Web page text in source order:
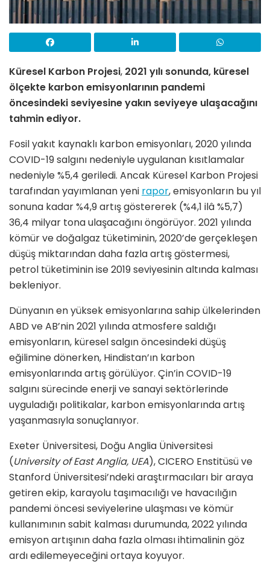
Küresel Karbon Projesi, 2021 yılı sonunda, küresel
ölçekte karbon emisyonlarının pandemi
öncesindeki seviyesine yakın seviyeye ulaşacağını
tahmin ediyor.
Fosil yakıt kaynaklı karbon emisyonları, 2020 yılında
COVID-19 salgını nedeniyle uygulanan kısıtlamalar
nedeniyle %5,4 geriledi. Ancak Küresel Karbon Projesi
tarafından yayımlanan yeni rapor, emisyonların bu yıl
sonuna kadar %4,9 artış göstererek (%4,1 ilâ %5,7)
36,4 milyar tona ulaşacağını öngörüyor. 2021 yılında
kömür ve doğalgaz tüketiminin, 2020’de gerçekleşen
düşüş miktarından daha fazla artış göstermesi,
petrol tüketiminin ise 2019 seviyesinin altında kalması
bekleniyor.
Dünyanın en yüksek emisyonlarına sahip ülkelerinden
ABD ve AB’nin 2021 yılında atmosfere saldığı
emisyonların, küresel salgın öncesindeki düşüş
eğilimine dönerken, Hindistan’ın karbon
emisyonlarında artış görülüyor. Çin’in COVID-19
salgını sürecinde enerji ve sanayi sektörlerinde
uyguladığı politikalar, karbon emisyonlarında artış
yaşanmasıyla sonuçlanıyor.
Exeter Üniversitesi, Doğu Anglia Üniversitesi
(University of East Anglia, UEA), CICERO Enstitüsü ve
Stanford Üniversitesi’ndeki araştırmacıları bir araya
getiren ekip, karayolu taşımacılığı ve havacılığın
pandemi öncesi seviyelerine ulaşması ve kömür
kullanımının sabit kalması durumunda, 2022 yılında
emisyon artışının daha fazla olması ihtimalinin göz
ardı edilemeyeceğini ortaya koyuyor.